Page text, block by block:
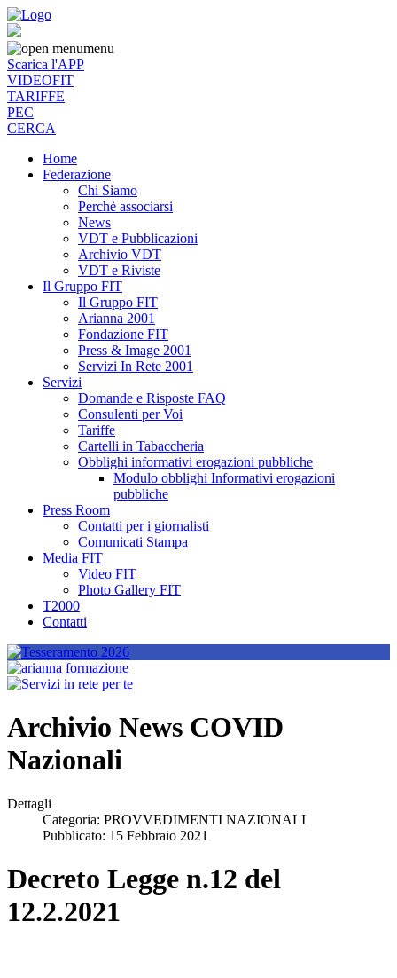
menu
Scarica l'APP
VIDEOFIT
TARIFFE
PEC
CERCA
Home
Federazione
Chi Siamo
Perchè associarsi
News
VDT e Pubblicazioni
Archivio VDT
VDT e Riviste
Il Gruppo FIT
Il Gruppo FIT
Arianna 2001
Fondazione FIT
Press & Image 2001
Servizi In Rete 2001
Servizi
Domande e Risposte FAQ
Consulenti per Voi
Tariffe
Cartelli in Tabaccheria
Obblighi informativi erogazioni pubbliche
Modulo obblighi Informativi erogazioni
pubbliche
Press Room
Contatti per i giornalisti
Comunicati Stampa
Media FIT
Video FIT
Photo Gallery FIT
T2000
Contatti
Archivio News COVID
Nazionali
Dettagli
Categoria: PROVVEDIMENTI NAZIONALI
Pubblicato: 15 Febbraio 2021
Decreto Legge n.12 del
12.2.2021